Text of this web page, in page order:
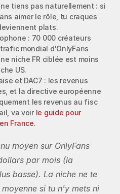
tiens pas naturellement : si
aimer le rôle, tu craques
plats.
: 70 000 créateurs
mondial d'OnlyFans
niche FR ciblée est moins
US.
et DAC7 : les revenus
et la directive européenne
les revenus au fisc
va voir le guide pour
France.
moyen sur OnlyFans
par mois (la
basse). La niche ne te
si tu n'y mets ni